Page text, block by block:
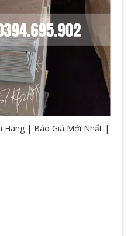
Hãng | Báo Giá Mới Nhất |